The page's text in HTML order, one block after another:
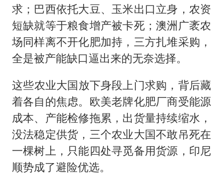
求；巴西依托大豆、玉米出口立身，农资
短缺就等于粮食增产被卡死；澳洲广袤农
场同样离不开化肥加持，三方扎堆采购，
全是被产能缺口逼出来的无奈选择。
​​这些农业大国放下身段上门求购，背后藏
着各自的焦虑。欧美老牌化肥厂商受能源
成本、产能检修拖累，出货量持续缩水，
没法稳定供货，三个农业大国不敢吊死在
一棵树上，只能四处寻觅备用货源，印尼
顺势成了避险优选。